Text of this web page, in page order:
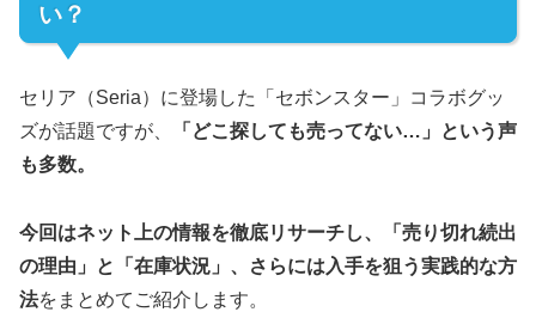
い？
セリア（Seria）に登場した「セボンスター」コラボグッ
ズが話題ですが、
「どこ探しても売ってない…」という声
も多数。
今回はネット上の情報を徹底リサーチし、「売り切れ続出
の理由」と「在庫状況」、さらには入手を狙う実践的な方
法をまとめてご紹介します。